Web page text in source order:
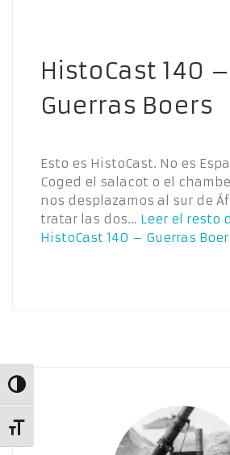
Alternar alto contraste
Alternar tamaño de letra
HistoCast 140 –
Guerras Boers
Esto es HistoCast. No es
Coged el salacot o el
nos desplazamos al sur de
tratar las dos… Leer el resto
HistoCast 140 – Guerras